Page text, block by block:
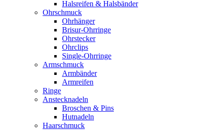
Halsreifen & Halsbänder
Ohrschmuck
Ohrhänger
Brisur-Ohrringe
Ohrstecker
Ohrclips
Single-Ohrringe
Armschmuck
Armbänder
Armreifen
Ringe
Anstecknadeln
Broschen & Pins
Hutnadeln
Haarschmuck